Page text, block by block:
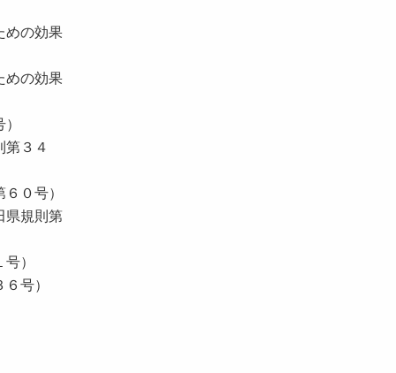
めの効果
めの効果
第３４
０号）
県規則第
）
号）